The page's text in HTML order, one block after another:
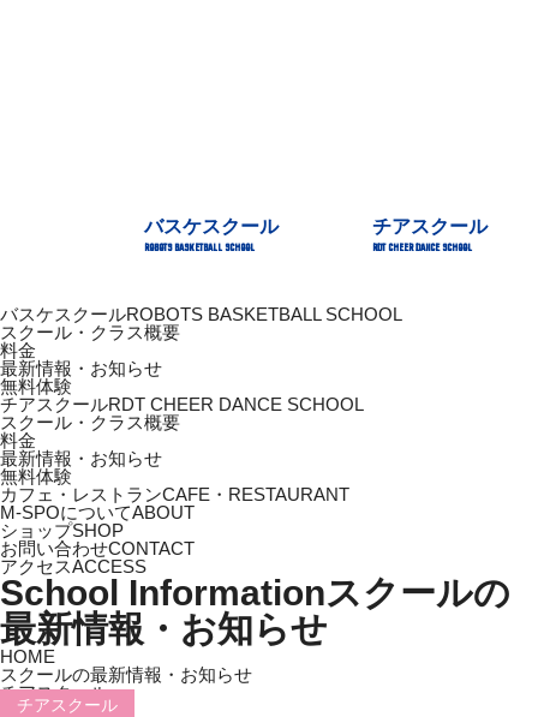
バスケスクール
ROBOTS BASKETBALL SCHOOL
チアスクール
RDT CHEER DANCE SCHOOL
バスケスクールROBOTS BASKETBALL SCHOOL
スクール・クラス概要
料金
最新情報・お知らせ
無料体験
チアスクールRDT CHEER DANCE SCHOOL
スクール・クラス概要
料金
最新情報・お知らせ
無料体験
カフェ・レストランCAFE・RESTAURANT
M-SPOについてABOUT
ショップSHOP
お問い合わせCONTACT
アクセスACCESS
School Informationスクールの
最新情報・お知らせ
HOME
スクールの最新情報・お知らせ
チアスクール
チアスクール